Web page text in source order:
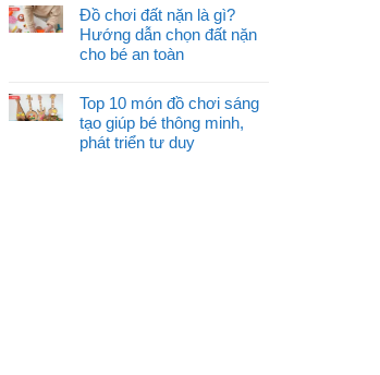
Đồ chơi đất nặn là gì?
Hướng dẫn chọn đất nặn
cho bé an toàn
Top 10 món đồ chơi sáng
tạo giúp bé thông minh,
phát triển tư duy